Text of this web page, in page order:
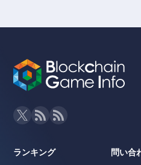
Compatibility: iOS /
Blockchain: Mythos Chain
Tokens: MYTH（Mythosト
NFT: サッカー選手カード、
Whitepaper URL: 未公開（
ランキング 問い合